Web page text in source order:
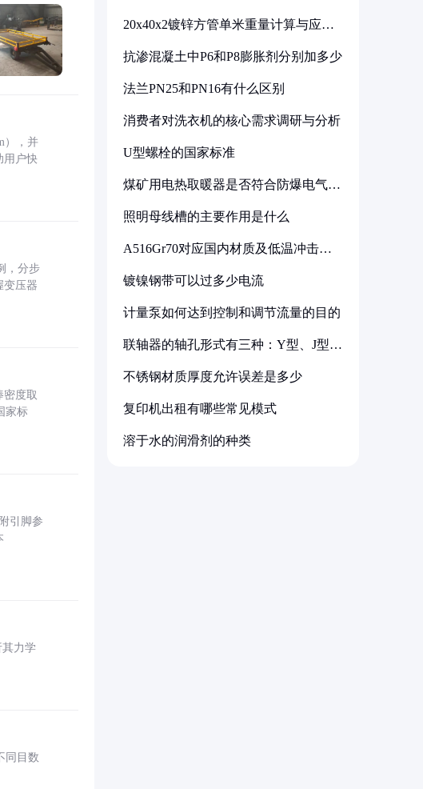
），并
用户快
，分步
变压器
密度取
家标
引脚参
其力学
同目数
20x40x2镀锌方管单米重量计算与应用
抗渗混凝土中P6和P8膨胀剂分别加多少
法兰PN25和PN16有什么区别
消费者对洗衣机的核心需求调研与分析
U型螺栓的国家标准
煤矿用电热取暖器是否符合防爆电气设
照明母线槽的主要作用是什么
A516Gr70对应国内材质及低温冲击要
镀镍钢带可以过多少电流
计量泵如何达到控制和调节流量的目的
联轴器的轴孔形式有三种：Y型、J型、
不锈钢材质厚度允许误差是多少
复印机出租有哪些常见模式
溶于水的润滑剂的种类